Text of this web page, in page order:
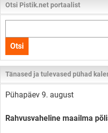
Otsi Pistik.net portaalist
kogu
lehelt
Otsi
Tänased ja tulevased pühad
Pühapäev 9. august
Rahvusvaheline maailma